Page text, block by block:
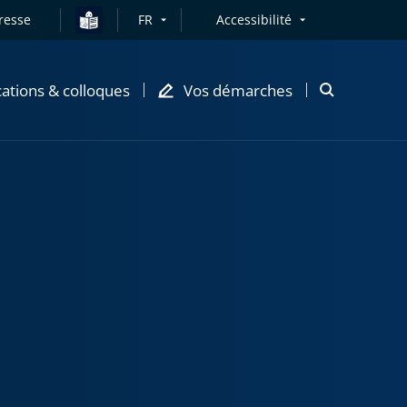
FR Accessibilité
& colloques Vos démarches
Ouvrir